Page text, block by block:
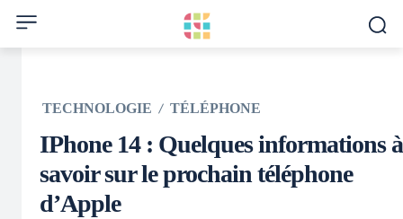
TECHNOLOGIE TÉLÉPHONE
IPhone 14 : Quelques informations à
savoir sur le prochain téléphone
d’Apple